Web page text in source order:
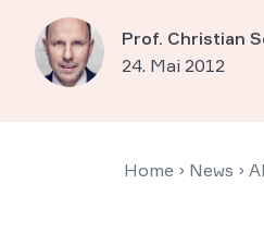
Prof. Christian
24. Mai 2012
Home › News ›